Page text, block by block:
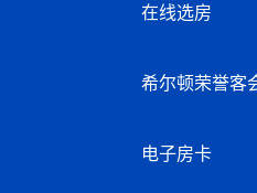
在线选房
希尔顿荣誉客
电子房卡